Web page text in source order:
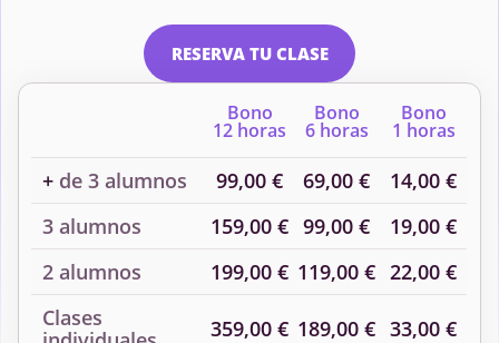
RESERVA TU CLASE
Bono
12 horas
Bono
6 horas
Bono
1 horas
+ de 3 alumnos 99,00 € 69,00 €
14,00 €
3 alumnos
159,00 € 99,00 €
19,00 €
2 alumnos
199,00 € 119,00 € 22,00 €
Clases
359,00 € 189,00 € 33,00 €